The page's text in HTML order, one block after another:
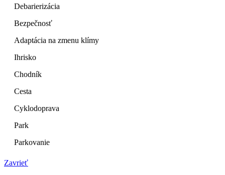
Debarierizácia
Bezpečnosť
Adaptácia na zmenu klímy
Ihrisko
Chodník
Cesta
Cyklodoprava
Park
Parkovanie
Zavrieť